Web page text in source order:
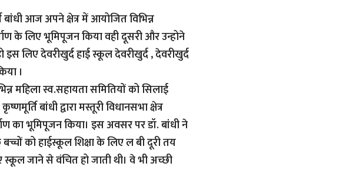
बांधी आज अपने क्षेत्र में आयोजित विभिन्न
के लिए भूमिपूजन किया वही दूसरी और उन्होने
इस लिए देवरीखुर्द हाई स्कूल देवरीखुर्द , देवरीखुर्द
।
महिला स्व.सहायता समितियों को सिलाई
बांधी द्वारा मस्तूरी विधानसभा क्षेत्र
का भूमिपूजन किया। इस अवसर पर डॉ. बांधी ने
को हाईस्कूल शिक्षा के लिए ल बी दूरी तय
जाने से वंचित हो जाती थी। वे भी अच्छी